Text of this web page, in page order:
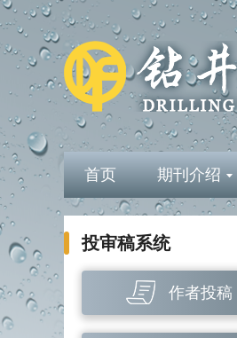
首页 期刊介绍
投审稿系统
作者投稿